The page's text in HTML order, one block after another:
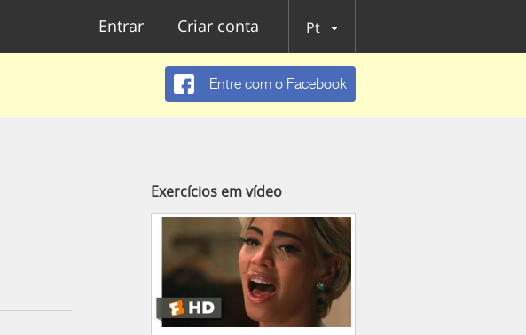
Entrar Criar conta Pt
Entre com o Facebook
Exercícios em vídeo